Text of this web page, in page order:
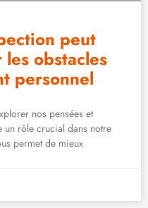
peut
obstacles
personnel
nos pensées et
rôle crucial dans notre
permet de mieux